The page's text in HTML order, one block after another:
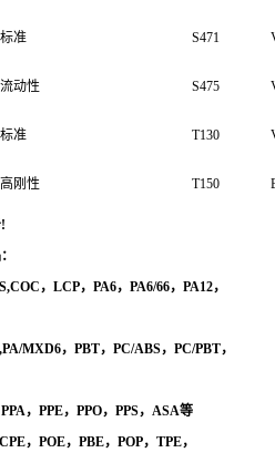
准 S471
流动性 S475
准 T130
刚性 T150
，LCP，PA6，PA6/66，PA12，
MXD6，PBT，PC/ABS，PC/PBT，
，PPE，PPO，PPS，ASA等
，POE，PBE，POP，TPE，